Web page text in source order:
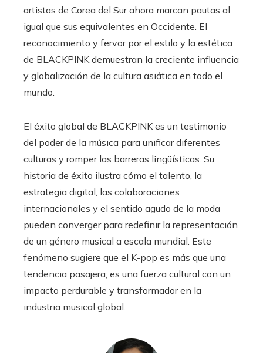
artistas de Corea del Sur ahora marcan pautas al
igual que sus equivalentes en Occidente. El
reconocimiento y fervor por el estilo y la estética
de BLACKPINK demuestran la creciente influencia
y globalización de la cultura asiática en todo el
mundo.
El éxito global de BLACKPINK es un testimonio
del poder de la música para unificar diferentes
culturas y romper las barreras lingüísticas. Su
historia de éxito ilustra cómo el talento, la
estrategia digital, las colaboraciones
internacionales y el sentido agudo de la moda
pueden converger para redefinir la representación
de un género musical a escala mundial. Este
fenómeno sugiere que el K-pop es más que una
tendencia pasajera; es una fuerza cultural con un
impacto perdurable y transformador en la
industria musical global.